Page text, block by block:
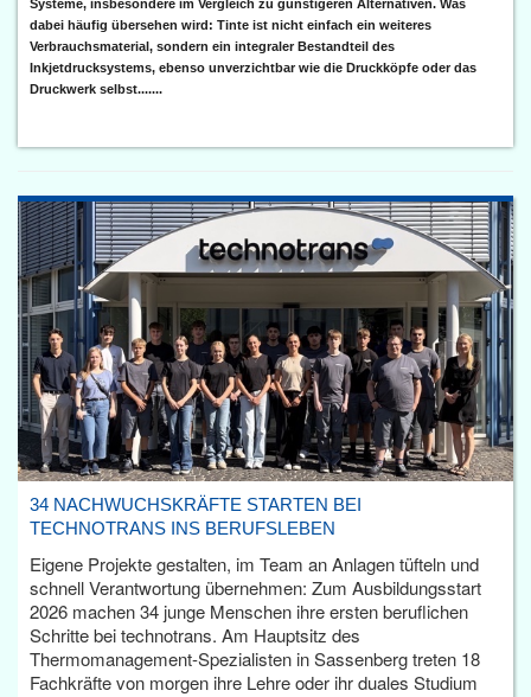
Systeme, insbesondere im Vergleich zu günstigeren Alternativen. Was
dabei häufig übersehen wird: Tinte ist nicht einfach ein weiteres
Verbrauchsmaterial, sondern ein integraler Bestandteil des
Inkjetdrucksystems, ebenso unverzichtbar wie die Druckköpfe oder das
Druckwerk selbst.......
34 NACHWUCHSKRÄFTE STARTEN BEI
TECHNOTRANS INS BERUFSLEBEN
Eigene Projekte gestalten, im Team an Anlagen tüfteln und
schnell Verantwortung übernehmen: Zum Ausbildungsstart
2026 machen 34 junge Menschen ihre ersten beruflichen
Schritte bei technotrans. Am Hauptsitz des
Thermomanagement-Spezialisten in Sassenberg treten 18
Fachkräfte von morgen ihre Lehre oder ihr duales Studium